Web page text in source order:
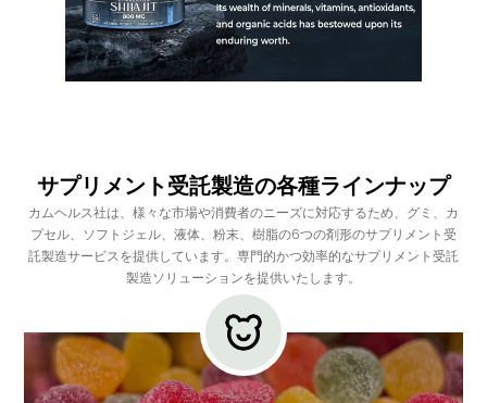
サプリメント受託製造の各種ラインナップ
カムヘルス社は、様々な市場や消費者のニーズに対応するため、グミ、カ
プセル、ソフトジェル、液体、粉末、樹脂の6つの剤形のサプリメント受
託製造サービスを提供しています。専門的かつ効率的なサプリメント受託
製造ソリューションを提供いたします。